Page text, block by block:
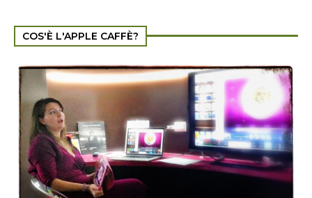
COS'È L'APPLE CAFFÈ?